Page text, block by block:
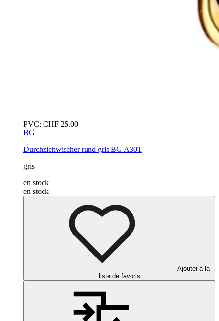
PVC: CHF 25.00
BG
Durchziehwischer rund gris BG A30T
gris
en stock
en stock
Ajouter à la
liste de favoris